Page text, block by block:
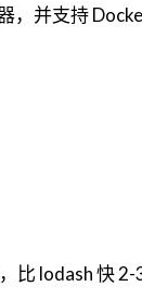
，并支持
比 lodash 快